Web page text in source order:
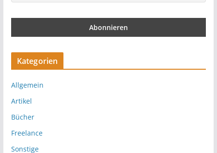
Kategorien
Allgemein
Artikel
Bücher
Freelance
Sonstige